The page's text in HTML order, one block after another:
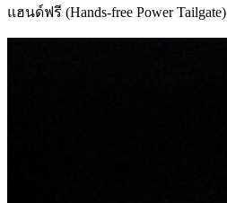
แฮนด์ฟรี (Hands-free Power Tailgate)